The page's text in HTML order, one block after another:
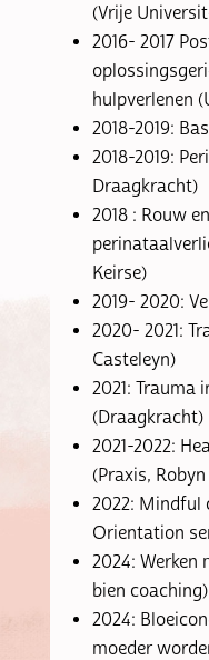
(Vrije
2016- 2017
hulpverlenen
2018-2019:
2018-2019:
Draagkracht)
2018 : Rouw
Keirse)
2019- 2020:
2020- 2021:
Casteleyn)
2021: Trauma
(Draagkracht)
2021-2022:
(Praxis,
2022: Mindful
Orientation
2024: Werken
bien coaching)
2024:
moeder